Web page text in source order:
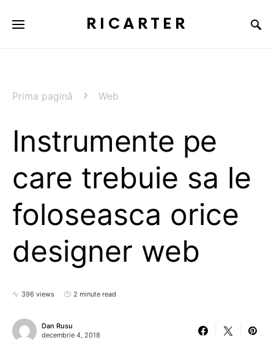
RICARTER
Prima pagină Web
Instrumente pe
care trebuie sa le
foloseasca orice
designer web
396 views 2 minute read
Dan Rusu
decembrie 4, 2018